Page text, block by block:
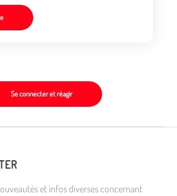
Se connecter et réagir
et infos diverses concernant